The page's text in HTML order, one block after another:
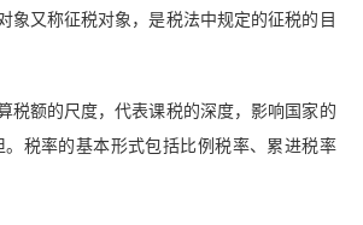
象又称征税对象，是税法中规定的征税的目
税额的尺度，代表课税的深度，影响国家的
税率的基本形式包括比例税率、累进税率